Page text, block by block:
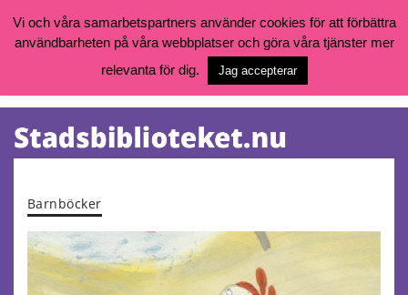
Vill du söka böcker, logga in på ditt bibliotekskonto eller nå övriga
goteborg.se/bibliotek
Öppettider, katalog och kontakt
Tjänster
Barnböcker
Vi och våra samarbetspartners använder cookies för att förbättra
användbarheten på våra webbplatser och göra våra tjänster mer
relevanta för dig.
Jag accepterar